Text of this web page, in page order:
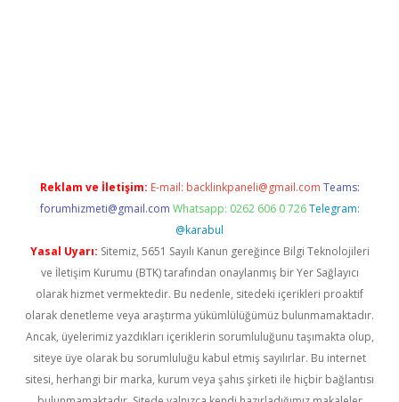
Reklam ve İletişim: E-mail: backlinkpaneli@gmail.com Teams:
forumhizmeti@gmail.com Whatsapp: 0262 606 0 726 Telegram:
@karabul
Yasal Uyarı: Sitemiz, 5651 Sayılı Kanun gereğince Bilgi Teknolojileri
ve İletişim Kurumu (BTK) tarafından onaylanmış bir Yer Sağlayıcı
olarak hizmet vermektedir. Bu nedenle, sitedeki içerikleri proaktif
olarak denetleme veya araştırma yükümlülüğümüz bulunmamaktadır.
Ancak, üyelerimiz yazdıkları içeriklerin sorumluluğunu taşımakta olup,
siteye üye olarak bu sorumluluğu kabul etmiş sayılırlar. Bu internet
sitesi, herhangi bir marka, kurum veya şahıs şirketi ile hiçbir bağlantısı